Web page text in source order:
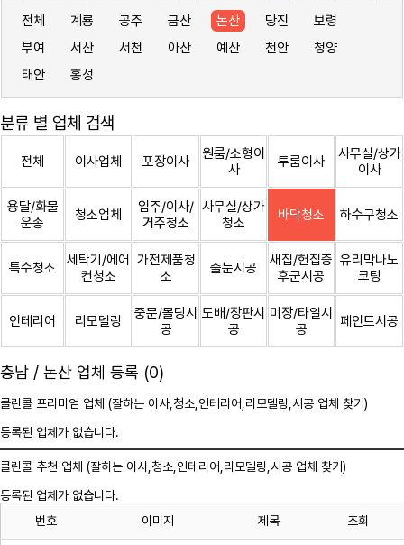
전체 계룡 공주 금산 논산 당진
보령
부여
서산 서천 아산 예산 천안
청양
태안
홍성
분류 별 업체 검색
전체 이사업체 포장이사
원룸/소형이
사
투룸이사
사무실/상가
이사
용달/화물
운송
청소업체
입주/이사/
거주청소
사무실/상가
청소
바닥청소 하수구청소
특수청소
세탁기/에어
컨청소
가전제품청
소
줄눈시공
새집/헌집증
후군시공
유리막나노
코팅
인테리어 리모델링
중문/몰딩시
공
도배/장판시
공
미장/타일시
공
페인트시공
충남 / 논산 업체 등록 (0)
클린콜 프리미엄 업체 (잘하는 이사, 청소 ,인테리어,리모델링,시공 업체 찾기)
등록된 업체가 없습니다.
클린콜 추천 업체 (잘하는 이사, 청소 ,인테리어,리모델링,시공 업체 찾기)
등록된 업체가 없습니다.
번호
이미지 제목 조회